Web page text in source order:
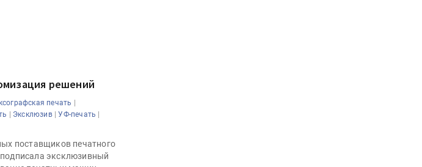
решений
печать |
| Эксклюзив|УФ-печать |
поставщиков печатного
эксклюзивный